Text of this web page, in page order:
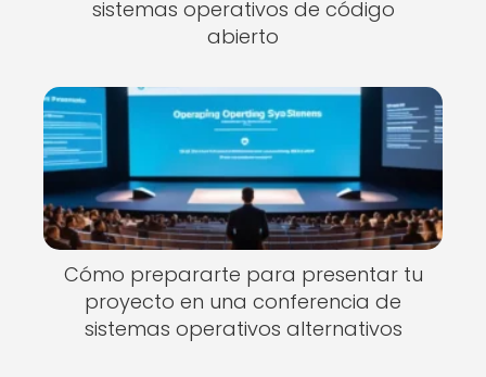
sistemas operativos de código
abierto
Cómo prepararte para presentar tu
proyecto en una conferencia de
sistemas operativos alternativos